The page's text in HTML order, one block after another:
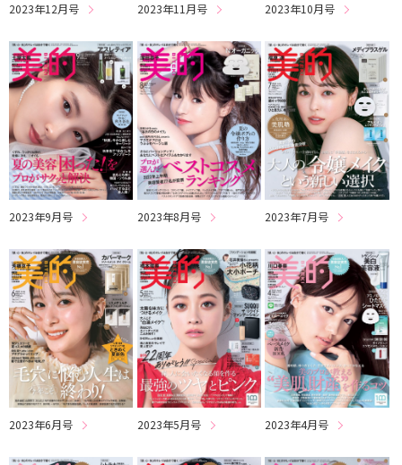
2023年12月号 2023年11月号 2023年10月号
2023年9月号 2023年8月号 2023年7月号
2023年6月号 2023年5月号 2023年4月号